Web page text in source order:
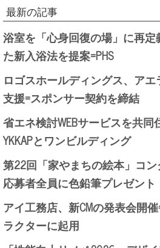
最新の記事
浴室を「心身回復の場」に再
た新入浴法を提案=PHS
ロゴスホールディングス、ア
支援=スポンサー契約を締結
省エネ検討WEBサービスを共同
YKKAPとワンビルディング
第22回「家やまちの絵本」コ
応募者全員に色鉛筆プレゼント
アイ工務店、新CMの発表会開
ラクターに起用